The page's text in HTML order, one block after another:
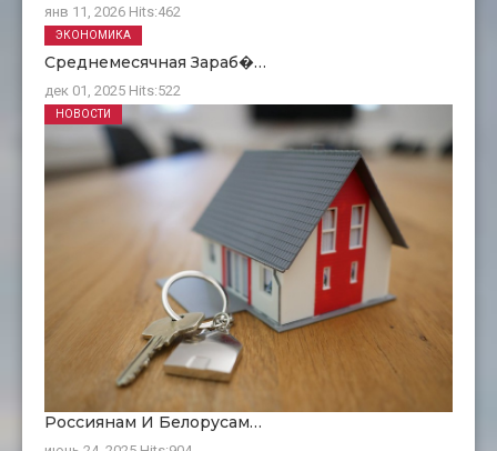
янв 11, 2026 Hits:462
Среднемесячная Зараб�…
дек 01, 2025 Hits:522
ЭКОНОМИКА
Россиянам И Белорусам…
НОВОСТИ